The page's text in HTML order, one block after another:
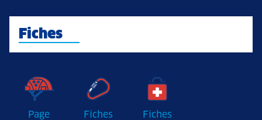
Fiches
Page
Fiches
Fiches